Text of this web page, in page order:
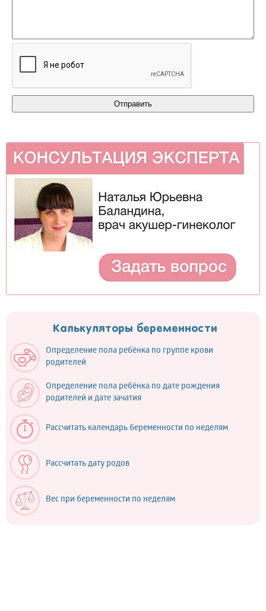
Калькуляторы беременности
Определение пола ребёнка по группе крови
родителей
Определение пола ребёнка по дате рождения
родителей и дате зачатия
Рассчитать календарь беременности по неделям
Рассчитать дату родов
Вес при беременности по неделям